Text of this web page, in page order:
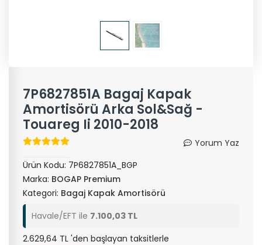
7P6827851A Bagaj Kapak
Amortisörü Arka Sol&Sağ -
Touareg Ii 2010-2018
Yorum Yaz
Ürün Kodu: 7P6827851A_BGP
Marka: BOGAP Premium
Kategori: Bagaj Kapak Amortisörü
Havale/EFT ile 7.100,03 TL
2.629,64 TL 'den başlayan taksitlerle